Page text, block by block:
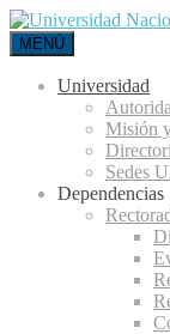
MENÚ
Universidad
Misión
Sedes
Dependencias